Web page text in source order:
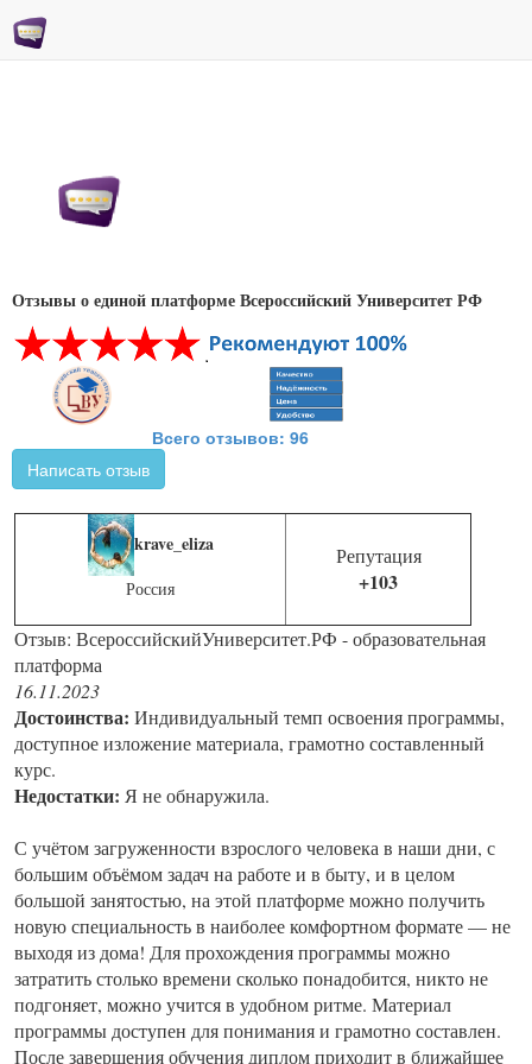
Отзывы о единой платформе Всероссийский Университет РФ
Всего отзывов: 96
Написать отзыв
krave_eliza
Россия
Репутация
+103
Отзыв: ВсероссийскийУниверситет.РФ - образовательная
платформа
16.11.2023
Достоинства: Индивидуальный темп освоения программы,
доступное изложение материала, грамотно составленный
курс.
Недостатки: Я не обнаружила.
С учётом загруженности взрослого человека в наши дни, с
большим объёмом задач на работе и в быту, и в целом
большой занятостью, на этой платформе можно получить
новую специальность в наиболее комфортном формате — не
выходя из дома! Для прохождения программы можно
затратить столько времени сколько понадобится, никто не
подгоняет, можно учится в удобном ритме. Материал
программы доступен для понимания и грамотно составлен.
После завершения обучения диплом приходит в ближайшее